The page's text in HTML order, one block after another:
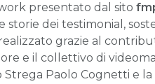
presentato dal sito
storie dei testimonial,
grazie al
e il collettivo di
Paolo Cognetti e